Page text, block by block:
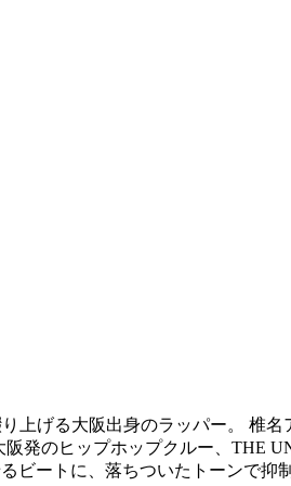
げる大阪出身のラッパー。 椎
発のヒップホップクルー、THE
ビートに、落ちついたトーンで